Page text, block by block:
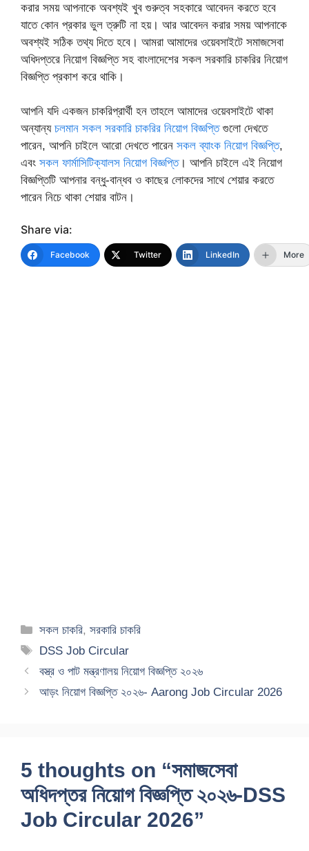
করার সময় আপনাকে অবশ্যই খুব গুরুত্ব সহকারে আবেদন করতে হবে
যাতে কোন প্রকার ভুল ত্রুটি না হয়। আর আবেদন করার সময় আপনাকে
অবশ্যই সঠিক তথ্য দিতে হবে। আমরা আমাদের ওয়েবসাইটে সমাজসেবা
অধিদপ্তরে নিয়োগ বিজ্ঞপ্তি সহ বাংলাদেশের সকল সরকারি চাকরির নিয়োগ
বিজ্ঞপ্তি প্রকাশ করে থাকি।
আপনি যদি একজন চাকরিপ্রার্থী হন তাহলে আমাদের ওয়েবসাইটে থাকা
অন্যান্য চলমান সকল সরকারি চাকরির নিয়োগ বিজ্ঞপ্তি গুলো দেখতে
পারেন, আপনি চাইলে আরো দেখতে পারেন সকল ব্যাংক নিয়োগ বিজ্ঞপ্তি,
এবং সকল ফার্মাসিটিক্যালস নিয়োগ বিজ্ঞপ্তি। আপনি চাইলে এই নিয়োগ
বিজ্ঞপ্তিটি আপনার বন্ধু-বান্ধব ও কাছের লোকদের সাথে শেয়ার করতে
পারেন নিচে থাকা শেয়ার বাটন।
Share via:
Facebook Twitter LinkedIn More
Categories
সকল চাকরি,সরকারি চাকরি
Tags
DSS Job Circular
বস্ত্র ও পাট মন্ত্রণালয় নিয়োগ বিজ্ঞপ্তি ২০২৬
আড়ং নিয়োগ বিজ্ঞপ্তি ২০২৬- Aarong Job Circular 2026
5 thoughts on “সমাজসেবা
অধিদপ্তর নিয়োগ বিজ্ঞপ্তি ২০২৬-DSS
Job Circular 2026”